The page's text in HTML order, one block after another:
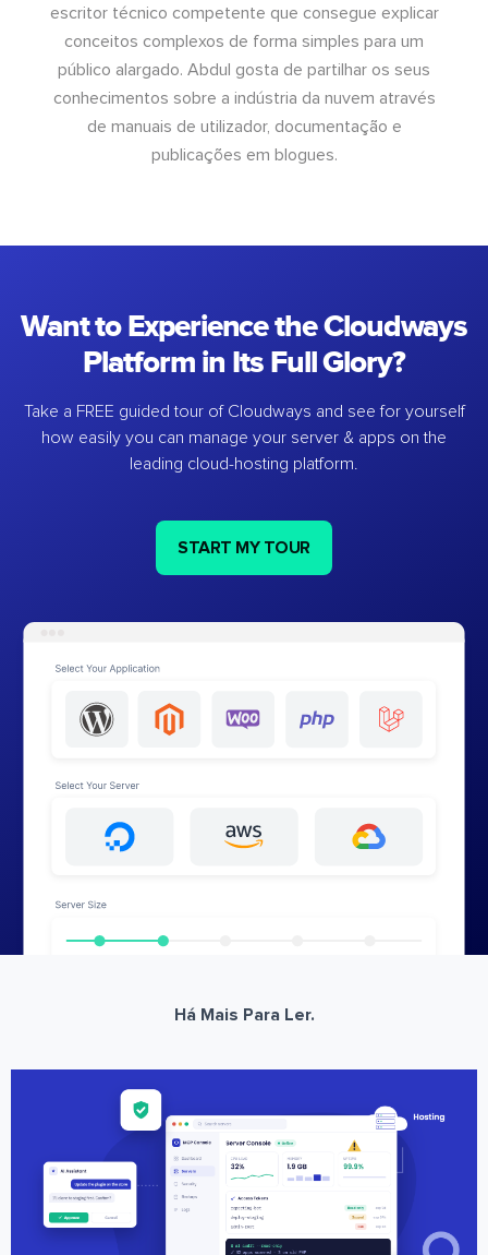
escritor técnico competente que consegue explicar
conceitos complexos de forma simples para um
público alargado. Abdul gosta de partilhar os seus
conhecimentos sobre a indústria da nuvem através
de manuais de utilizador, documentação e
publicações em blogues.
Want to Experience the Cloudways
Platform in Its Full Glory?
Take a FREE guided tour of Cloudways and see for yourself
how easily you can manage your server & apps on the
leading cloud-hosting platform.
START MY TOUR
Há Mais Para Ler.